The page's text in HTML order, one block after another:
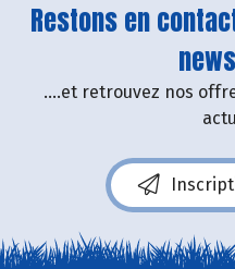
Restons en
....et retrouvez nos